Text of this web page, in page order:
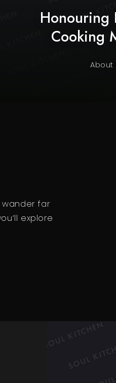
Honouring
Cooking
About
wander far
explore